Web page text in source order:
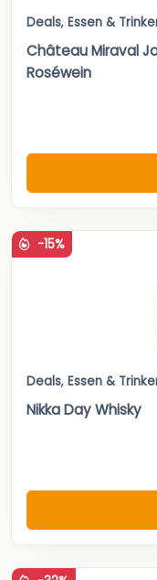
Deals, Essen &
Château Miraval
Roséwein
-15%
Deals, Essen &
Nikka Day Whisky